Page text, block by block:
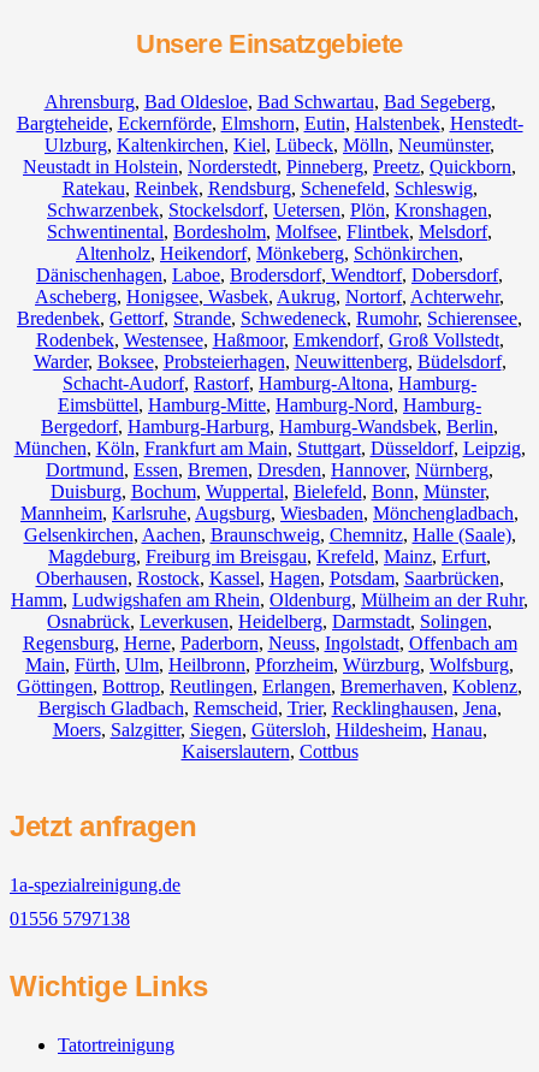
Unsere Einsatzgebiete
Ahrensburg, Bad Oldesloe, Bad Schwartau, Bad Segeberg,
Bargteheide, Eckernförde, Elmshorn, Eutin, Halstenbek, Henstedt-
Ulzburg, Kaltenkirchen, Kiel, Lübeck, Mölln, Neumünster,
Neustadt in Holstein, Norderstedt, Pinneberg, Preetz, Quickborn,
Ratekau, Reinbek, Rendsburg, Schenefeld, Schleswig,
Schwarzenbek, Stockelsdorf, Uetersen, Plön, Kronshagen,
Schwentinental, Bordesholm, Molfsee, Flintbek, Melsdorf,
Altenholz, Heikendorf, Mönkeberg, Schönkirchen,
Dänischenhagen, Laboe, Brodersdorf, Wendtorf, Dobersdorf,
Ascheberg, Honigsee, Wasbek, Aukrug, Nortorf, Achterwehr,
Bredenbek, Gettorf, Strande, Schwedeneck, Rumohr, Schierensee,
Rodenbek, Westensee, Haßmoor, Emkendorf, Groß Vollstedt,
Warder, Boksee, Probsteierhagen, Neuwittenberg, Büdelsdorf,
Schacht-Audorf, Rastorf, Hamburg-Altona, Hamburg-
Eimsbüttel, Hamburg-Mitte, Hamburg-Nord, Hamburg-
Bergedorf, Hamburg-Harburg, Hamburg-Wandsbek, Berlin,
München, Köln, Frankfurt am Main, Stuttgart, Düsseldorf, Leipzig,
Dortmund, Essen, Bremen, Dresden, Hannover, Nürnberg,
Duisburg, Bochum, Wuppertal, Bielefeld, Bonn, Münster,
Mannheim, Karlsruhe, Augsburg, Wiesbaden, Mönchengladbach,
Gelsenkirchen, Aachen, Braunschweig, Chemnitz⁠, Halle (Saale),
Magdeburg, Freiburg im Breisgau, Krefeld, Mainz, Erfurt,
Oberhausen, Rostock, Kassel, Hagen, Potsdam, Saarbrücken,
Hamm, Ludwigshafen am Rhein, Oldenburg, Mülheim an der Ruhr,
Osnabrück, Leverkusen, Heidelberg, Darmstadt, Solingen,
Regensburg, Herne, Paderborn, Neuss, Ingolstadt, Offenbach am
Main, Fürth, Ulm, Heilbronn, Pforzheim, Würzburg, Wolfsburg,
Göttingen, Bottrop, Reutlingen, Erlangen, Bremerhaven, Koblenz,
Bergisch Gladbach, Remscheid, Trier, Recklinghausen, Jena,
Moers, Salzgitter, Siegen, Gütersloh, Hildesheim, Hanau,
Kaiserslautern, Cottbus
Jetzt anfragen
1a-spezialreinigung.de
01556 5797138
Wichtige Links
Tatortreinigung